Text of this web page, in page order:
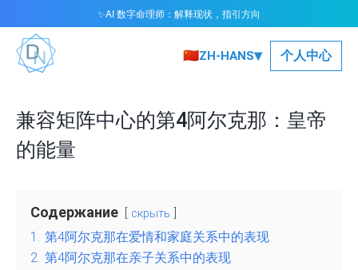
🇨🇳ZH-HANS▾ 个人中心
兼容矩阵中心的第4阿尔克那：皇帝
的能量
Содержание скрыть
1. 第4阿尔克那在爱情和家庭关系中的表现
2. 第4阿尔克那在亲子关系中的表现
✨AI 数字命理师：解释现状，指引方向